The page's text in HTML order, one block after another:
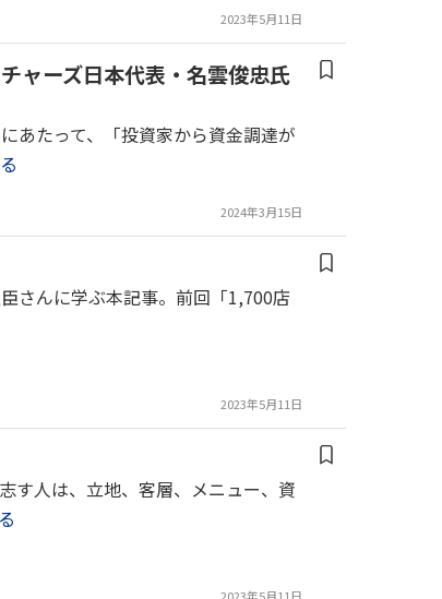
2023年5月11日
ャーズ日本代表・名雲俊忠氏
あたって、「投資家から資金調達が
2024年3月15日
さんに学ぶ本記事。前回「1,700店
2023年5月11日
す人は、立地、客層、メニュー、資